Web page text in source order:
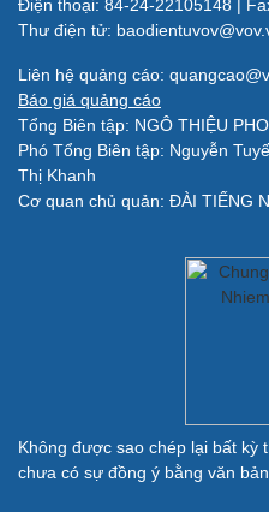
Đời sống
Nhà đẹp
Tình yêu - Gia đình
Blog
Quân sự - Quốc phòng
Điện thoại: 84-24-22105148 |
Thư điện tử:
Liên hệ quảng cáo:
Báo giá quảng cáo
Tổng Biên tập: NGÔ THIỆU
Phó Tổng Biên tập: Nguyễn
Thị Khanh
Cơ quan chủ quản: ĐÀI TIẾNG
Không được sao chép lại bất kỳ
chưa có sự đồng ý bằng văn